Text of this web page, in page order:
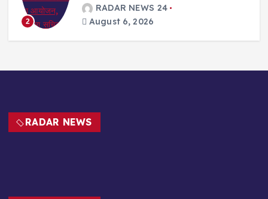
2
RADAR NEWS 24
August 6, 2026
RADAR NEWS